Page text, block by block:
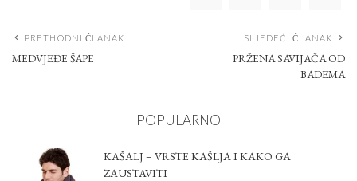
PRETHODNI ČLANAK
MEDVJEĐE ŠAPE
SLJEDEĆI ČLANAK
PRŽENA SAVIJAČA OD
BADEMA
POPULARNO
KAŠALJ – VRSTE KAŠLJA I KAKO GA
ZAUSTAVITI